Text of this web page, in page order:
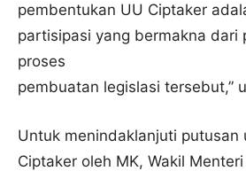
pembentukan UU Ciptaker
partisipasi yang bermakna dari
proses
pembuatan legislasi tersebut,”
Untuk menindaklanjuti putusan
Ciptaker oleh MK, Wakil